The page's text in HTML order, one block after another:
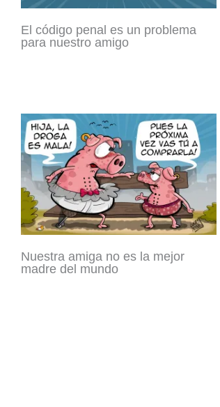
El código penal es un problema
para nuestro amigo
Nuestra amiga no es la mejor
madre del mundo